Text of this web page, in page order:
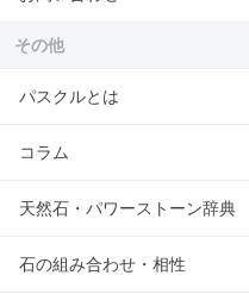
その他
パスクルとは
コラム
天然石・パワーストーン辞典
石の組み合わせ・相性